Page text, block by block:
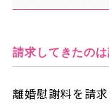
請求してきたの
離婚慰謝料を請